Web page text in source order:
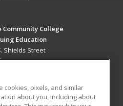
Community College
Education
Shields Street
CO 80526 US
cookies, pixels, and similar
about you, including about